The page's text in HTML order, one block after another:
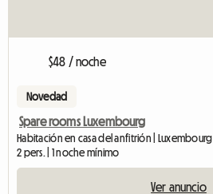
$48 / noche
Novedad
Spare rooms Luxembourg
Habitación en casa del anfitrión | Luxembourg
2 pers. | 1 noche mínimo
Ver anuncio